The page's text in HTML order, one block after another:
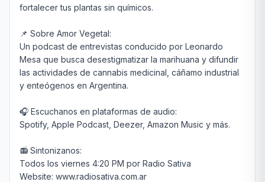
fortalecer tus plantas sin químicos.
📌 Sobre Amor Vegetal:
Un podcast de entrevistas conducido por Leonardo
Mesa que busca desestigmatizar la marihuana y difundir
las actividades de cannabis medicinal, cáñamo industrial
y enteógenos en Argentina.
🎧 Escuchanos en plataformas de audio:
Spotify, Apple Podcast, Deezer, Amazon Music y más.
📻 Sintonizanos:
Todos los viernes 4:20 PM por Radio Sativa
Website: www.radiosativa.com.ar